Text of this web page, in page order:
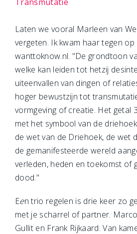
Laten we vooral Marleen van
vergeten. Ik kwam haar tegen
wanttoknow.nl. "De grondtoon
welke kan leiden tot hetzij
uiteenvallen van dingen of
hoger bewustzijn tot
vormgeving of creatie. Het getal
met het symbool van de
de wet van de Driehoek, de wet
de gemanifesteerde wereld
verleden, heden en toekomst of
dood."
Een trio regelen is drie keer zo
met je scharrel of partner.
Gullit en Frank Rijkaard. Van